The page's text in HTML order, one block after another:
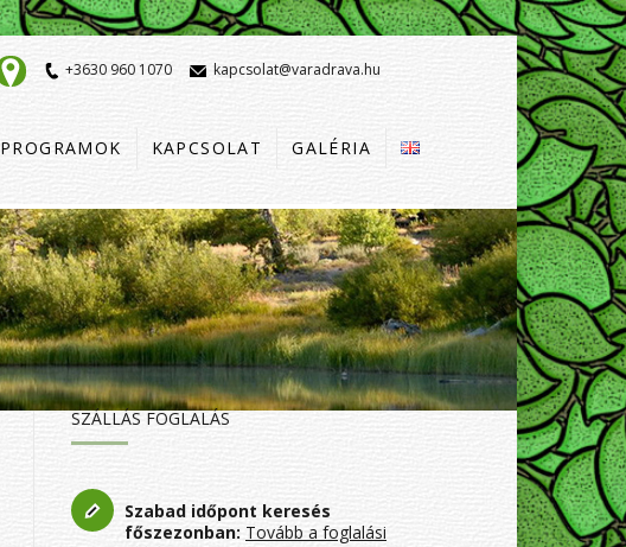
+3630 960 1070 kapcsolat@varadrava.hu
PROGRAMOK KAPCSOLAT GALÉRIA
SZÁLLÁS FOGLALÁS
Szabad időpont keresés
főszezonban: Tovább a foglalási